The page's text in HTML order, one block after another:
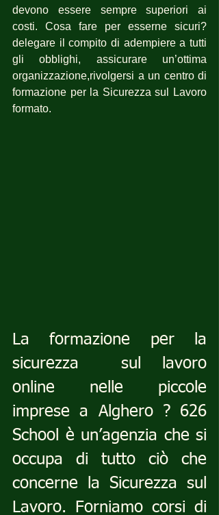
devono essere sempre superiori ai
costi. Cosa fare per esserne sicuri?
delegare il compito di adempiere a tutti
gli obblighi, assicurare un’ottima
organizzazione,rivolgersi a un centro di
formazione per la Sicurezza sul Lavoro
formato.
La formazione per la
sicurezza  sul lavoro
online nelle piccole
imprese a Alghero ? 626
School è un’agenzia che si
occupa di tutto ciò che
concerne la Sicurezza sul
Lavoro. Forniamo corsi di